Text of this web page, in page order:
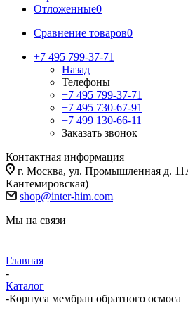
Отложенные0
Сравнение товаров0
+7 495 799-37-71
Назад
Телефоны
+7 495 799-37-71
+7 495 730-67-91
+7 499 130-66-11
Заказать звонок
Контактная информация
г. Москва, ул. Промышленная д.
Кантемировская)
shop@inter-him.com
Мы на связи
Главная
-
Каталог
-Корпуса мембран обратного осмоса